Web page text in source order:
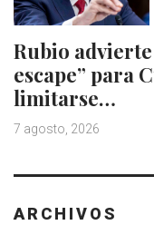
Rubio
escape” para
limitarse…
7 agosto, 2026
ARCHIVOS